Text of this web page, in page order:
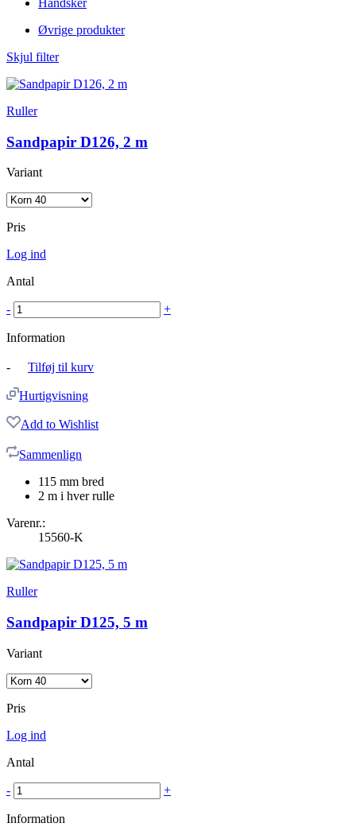
Øvrige produkter
Skjul filter
Ruller
Sandpapir D126, 2 m
Variant
Pris
Log ind
Antal
- +
Information
- Tilføj til kurv
Hurtigvisning
Add to Wishlist
Sammenlign
115 mm bred
2 m i hver rulle
Varenr.:
15560-K
Ruller
Sandpapir D125, 5 m
Variant
Pris
Log ind
Antal
- +
Information